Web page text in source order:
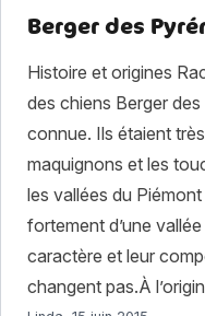
Fauve de Bretagne »
Berger des
Histoire et origines
des chiens Berger
connue. Ils étaient
maquignons et les
les vallées du
fortement d’une
caractère et leur
changent pas.À
Article rédigé par